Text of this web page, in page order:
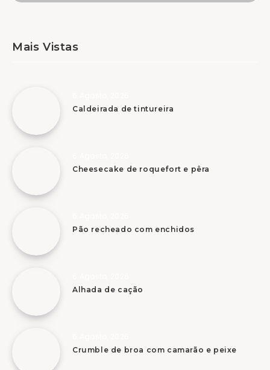
Mais Vistas
Caldeirada de tintureira
Cheesecake de roquefort e pêra
Pão recheado com enchidos
Alhada de cação
Crumble de broa com camarão e peixe